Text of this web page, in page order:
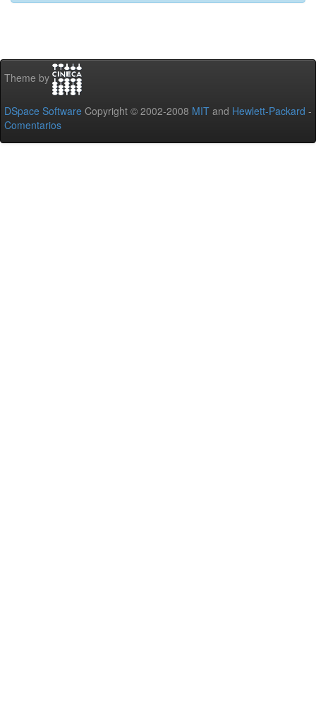
Theme by
DSpace Software Copyright © 2002-2008 MIT and Hewlett-Packard -
Comentarios